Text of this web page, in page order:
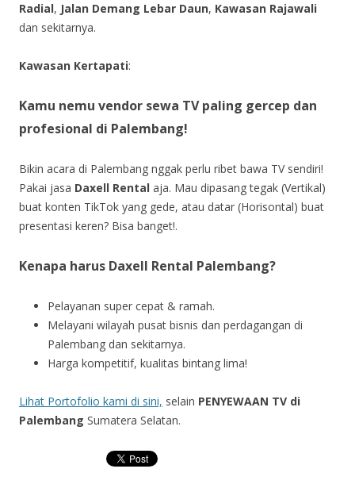
Radial, Jalan Demang Lebar Daun, Kawasan Rajawali
dan sekitarnya.
Kawasan Kertapati:
Kamu nemu vendor sewa TV paling gercep dan
profesional di Palembang!
Bikin acara di Palembang nggak perlu ribet bawa TV sendiri!
Pakai jasa Daxell Rental aja. Mau dipasang tegak (Vertikal)
buat konten TikTok yang gede, atau datar (Horisontal) buat
presentasi keren? Bisa banget!.
Kenapa harus Daxell Rental Palembang?
Pelayanan super cepat & ramah.
Melayani wilayah pusat bisnis dan perdagangan di
Palembang dan sekitarnya.
Harga kompetitif, kualitas bintang lima!
Lihat Portofolio kami di sini, selain PENYEWAAN TV di
Palembang Sumatera Selatan.